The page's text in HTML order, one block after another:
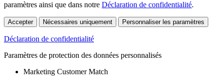
paramètres ainsi que dans notre Déclaration de confidentialité.
Accepter Nécessaires uniquement Personnaliser les paramètres
Déclaration de confidentialité
Paramètres de protection des données personnalisés
Marketing Customer Match